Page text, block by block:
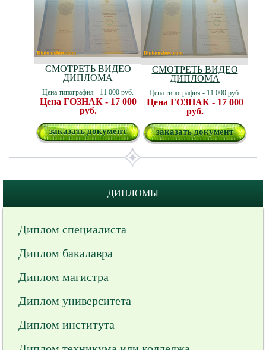
СМОТРЕТЬ ВИДЕО
ДИПЛОМА
Цена типография - 11 000 руб.
Цена ГОЗНАК - 17 000
руб.
заказать документ
СМОТРЕТЬ ВИДЕО
ДИПЛОМА
Цена типография - 11 000 руб.
Цена ГОЗНАК - 17 000
руб.
заказать документ
ДИПЛОМЫ
Диплом специалиста
Диплом бакалавра
Диплом магистра
Диплом университета
Диплом института